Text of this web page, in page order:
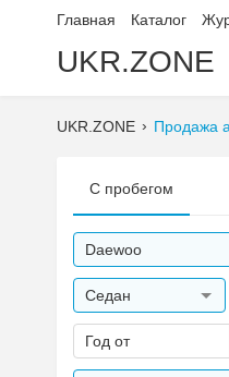
Главная Каталог
UKR.ZONE
UKR.ZONE Продажа
С пробегом
Daewoo
Седан
Год от